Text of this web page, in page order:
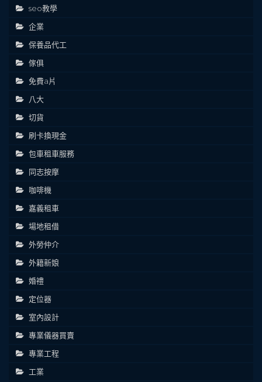
seo教學
企業
保養品代工
傢俱
免費a片
八大
切貨
刷卡換現金
包車租車服務
同志按摩
咖啡機
嘉義租車
場地租借
外勞仲介
外籍新娘
婚禮
定位器
室內設計
專業儀器買賣
專業工程
工業